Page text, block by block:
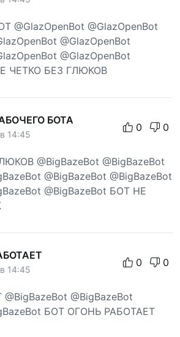
@GlazOpenBot
@GlazOpenBot
@GlazOpenBot
ЧЕТКО БЕЗ ГЛЮКОВ
БОТА
14:45
0 0
@BigBazeBot @BigBazeBot
@BigBazeBot @BigBazeBot
@BigBazeBot БОТ НЕ
14:45
0 0
@BigBazeBot
БОТ ОГОНЬ РАБОТАЕТ